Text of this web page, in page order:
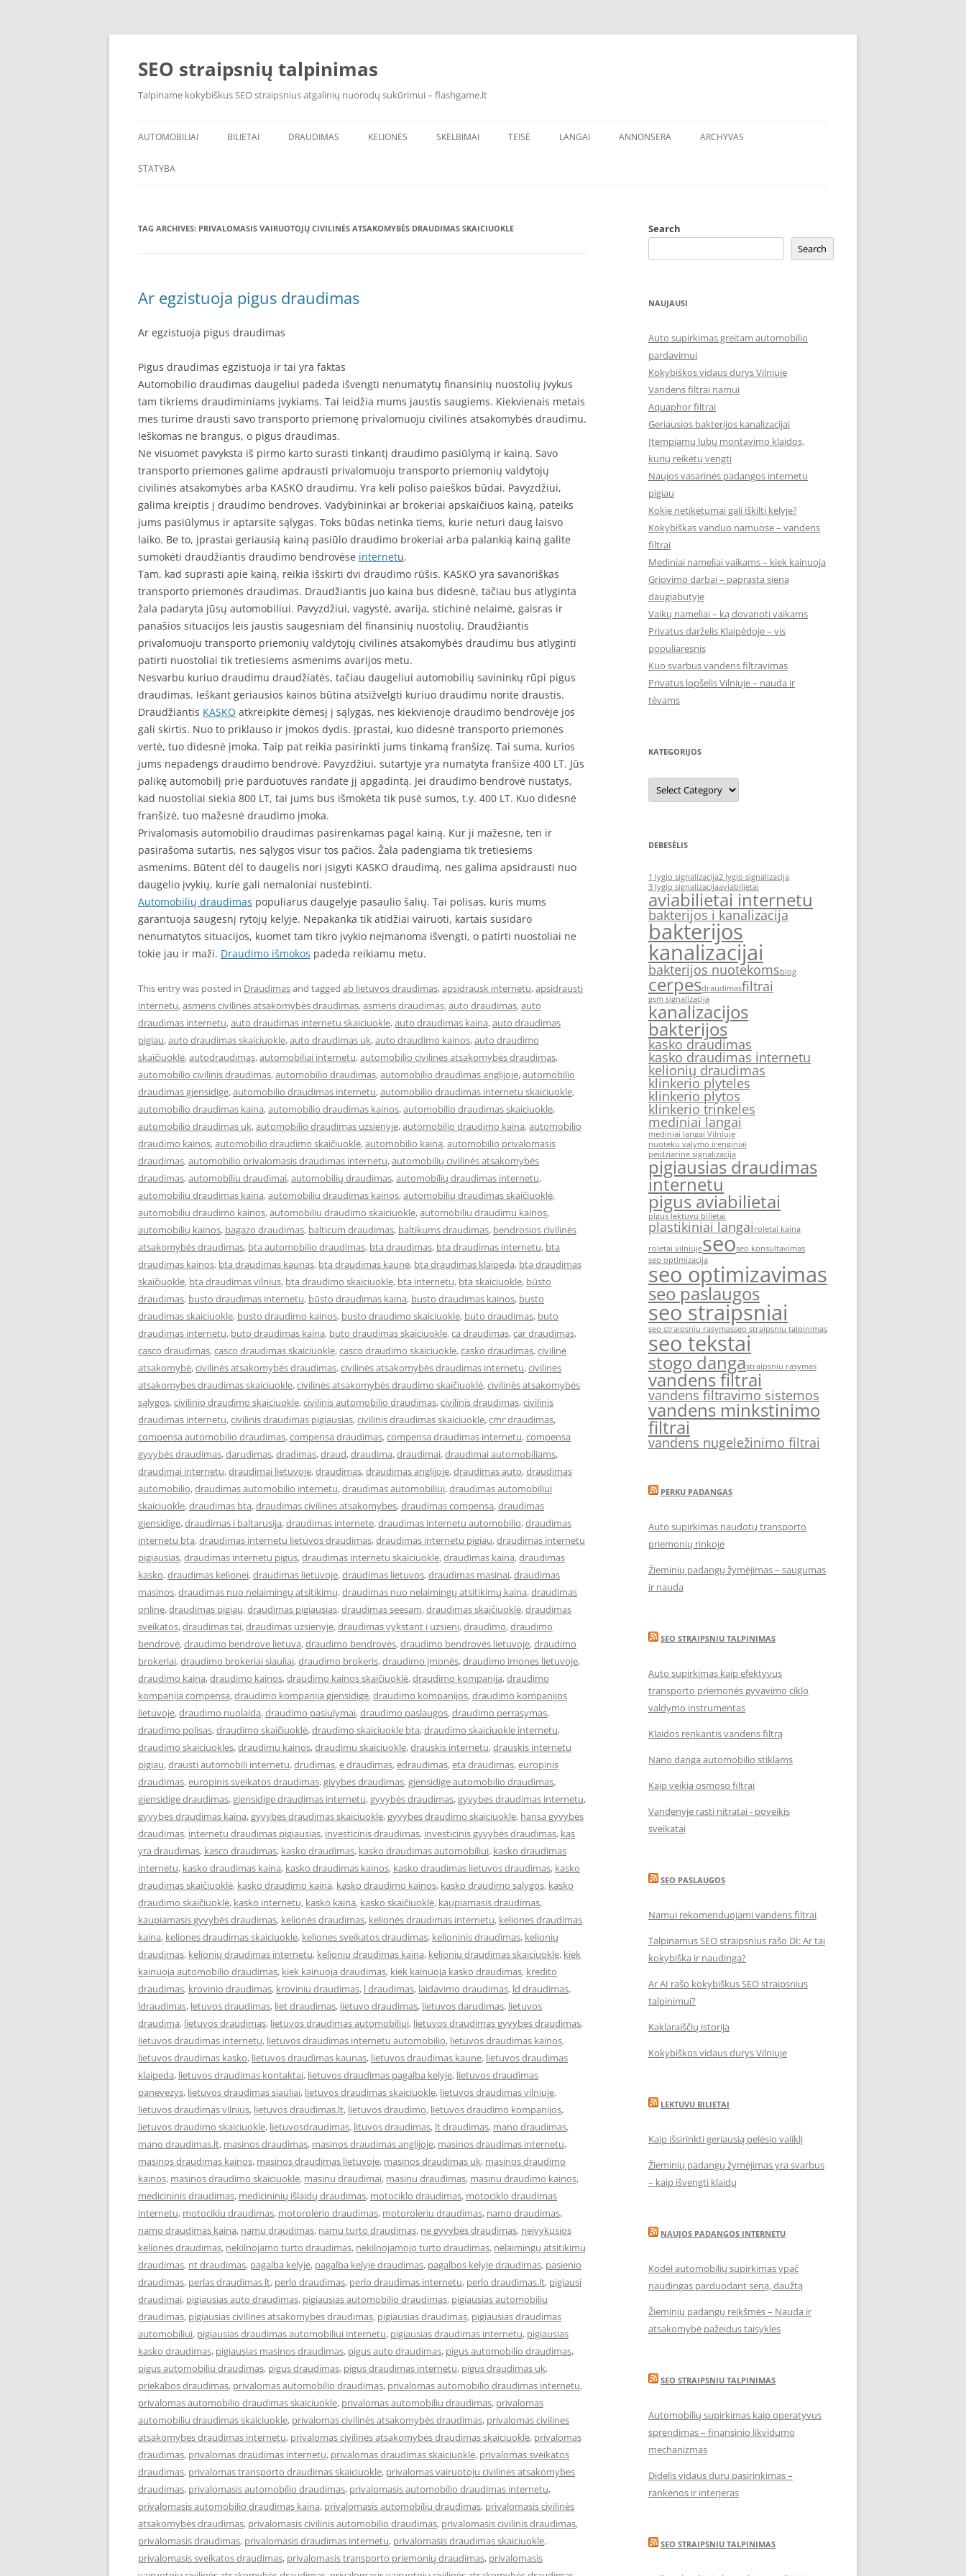
Skip
SEO straipsnių talpinimas
Talpiname kokybiškus SEO straipsnius atgalinių nuorodų sukūrimui – flashgame.lt
AUTOMOBILIAI BILIETAI DRAUDIMAS KELIONĖS SKELBIMAI TEISĖ LANGAI ANNONSERA ARCHYVAS
STATYBA
TAG ARCHIVES: PRIVALOMASIS VAIRUOTOJŲ CIVILINĖS ATSAKOMYBĖS DRAUDIMAS SKAICIUOKLE
Ar egzistuoja pigus draudimas
Ar egzistuoja pigus draudimas
Pigus draudimas egzistuoja ir tai yra faktas
Automobilio draudimas daugeliui padeda išvengti nenumatytų finansinių nuostolių įvykus
tam tikriems draudiminiams įvykiams. Tai leidžia mums jaustis saugiems. Kiekvienais metais
mes turime drausti savo transporto priemonę privalomuoju civilinės atsakomybės draudimu.
Ieškomas ne brangus, o pigus draudimas.
Ne visuomet pavyksta iš pirmo karto surasti tinkantį draudimo pasiūlymą ir kainą. Savo
transporto priemones galime apdrausti privalomuoju transporto priemonių valdytojų
civilinės atsakomybės arba KASKO draudimu. Yra keli poliso paieškos būdai. Pavyzdžiui,
galima kreiptis į draudimo bendroves. Vadybininkai ar brokeriai apskaičiuos kainą, pateiks
jums pasiūlymus ir aptarsite sąlygas. Toks būdas netinka tiems, kurie neturi daug laisvo
laiko. Be to, įprastai geriausią kainą pasiūlo draudimo brokeriai arba palankią kainą galite
sumokėti draudžiantis draudimo bendrovėse internetu.
Tam, kad suprasti apie kainą, reikia išskirti dvi draudimo rūšis. KASKO yra savanoriškas
transporto priemonės draudimas. Draudžiantis juo kaina bus didesnė, tačiau bus atlyginta
žala padaryta jūsų automobiliui. Pavyzdžiui, vagystė, avarija, stichinė nelaimė, gaisras ir
panašios situacijos leis jaustis saugesniam dėl finansinių nuostolių. Draudžiantis
privalomuoju transporto priemonių valdytojų civilinės atsakomybės draudimu bus atlyginti
patirti nuostoliai tik tretiesiems asmenims avarijos metu.
Nesvarbu kuriuo draudimu draudžiatės, tačiau daugeliui automobilių savininkų rūpi pigus
draudimas. Ieškant geriausios kainos būtina atsižvelgti kuriuo draudimu norite draustis.
Draudžiantis KASKO atkreipkite dėmesį į sąlygas, nes kiekvienoje draudimo bendrovėje jos
gali skirtis. Nuo to priklauso ir įmokos dydis. Įprastai, kuo didesnė transporto priemonės
vertė, tuo didesnė įmoka. Taip pat reikia pasirinkti jums tinkamą franšizę. Tai suma, kurios
jums nepadengs draudimo bendrovė. Pavyzdžiui, sutartyje yra numatyta franšizė 400 LT. Jūs
palikę automobilį prie parduotuvės randate jį apgadintą. Jei draudimo bendrovė nustatys,
kad nuostoliai siekia 800 LT, tai jums bus išmokėta tik pusė sumos, t.y. 400 LT. Kuo didesnė
franšizė, tuo mažesnė draudimo įmoka.
Privalomasis automobilio draudimas pasirenkamas pagal kainą. Kur ji mažesnė, ten ir
pasirašoma sutartis, nes sąlygos visur tos pačios. Žala padengiama tik tretiesiems
asmenims. Būtent dėl to daugelis nori įsigyti KASKO draudimą, nes galima apsidrausti nuo
daugelio įvykių, kurie gali nemaloniai nustebinti.
Automobilių draudimas populiarus daugelyje pasaulio šalių. Tai polisas, kuris mums
garantuoja saugesnį rytojų kelyje. Nepakanka tik atidžiai vairuoti, kartais susidaro
nenumatytos situacijos, kuomet tam tikro įvykio neįmanoma išvengti, o patirti nuostoliai ne
tokie jau ir maži. Draudimo išmokos padeda reikiamu metu.
This entry was posted in Draudimasand tagged ab lietuvos draudimas,apsidrausk internetu,apsidrausti
internetu,asmens civilinės atsakomybės draudimas,asmens draudimas,auto draudimas,auto
draudimas internetu,auto draudimas internetu skaiciuokle,auto draudimas kaina,auto draudimas
pigiau,auto draudimas skaiciuokle,auto draudimas uk,auto draudimo kainos,auto draudimo
skaičiuoklė,autodraudimas,automobiliai internetu,automobilio civilinės atsakomybės draudimas,
automobilio civilinis draudimas,automobilio draudimas,automobilio draudimas anglijoje,automobilio
draudimas gjensidige,automobilio draudimas internetu,automobilio draudimas internetu skaiciuokle,
automobilio draudimas kaina,automobilio draudimas kainos,automobilio draudimas skaiciuokle,
automobilio draudimas uk,automobilio draudimas uzsienyje,automobilio draudimo kaina,automobilio
draudimo kainos,automobilio draudimo skaičiuoklė,automobilio kaina,automobilio privalomasis
draudimas,automobilio privalomasis draudimas internetu,automobilių civilinės atsakomybės
draudimas,automobiliu draudimai,automobilių draudimas,automobilių draudimas internetu,
automobiliu draudimas kaina,automobiliu draudimas kainos,automobilių draudimas skaičiuoklė,
automobiliu draudimo kainos,automobiliu draudimo skaiciuokle,automobiliu draudimu kainos,
automobilių kainos, bagazo draudimas, balticum draudimas, baltikums draudimas, bendrosios civilinės
atsakomybės draudimas, bta automobilio draudimas, bta draudimas, bta draudimas internetu, bta
draudimas kainos, bta draudimas kaunas, bta draudimas kaune, bta draudimas klaipeda, bta draudimas
skaičiuoklė, bta draudimas vilnius, bta draudimo skaiciuokle, bta internetu, bta skaiciuokle, būsto
draudimas, busto draudimas internetu, būsto draudimas kaina, busto draudimas kainos, busto
draudimas skaiciuokle, busto draudimo kainos, busto draudimo skaiciuokle, buto draudimas, buto
draudimas internetu, buto draudimas kaina, buto draudimas skaiciuokle,ca draudimas,car draudimas,
casco draudimas,casco draudimas skaiciuokle,casco draudimo skaiciuokle,casko draudimas,civilinė
atsakomybė,civilinės atsakomybės draudimas,civilinės atsakomybės draudimas internetu,civilines
atsakomybes draudimas skaiciuokle,civilinės atsakomybės draudimo skaičiuoklė,civilinės atsakomybės
sąlygos,civilinio draudimo skaiciuokle,civilinis automobilio draudimas,civilinis draudimas,civilinis
draudimas internetu,civilinis draudimas pigiausias,civilinis draudimas skaiciuokle,cmr draudimas,
compensa automobilio draudimas,compensa draudimas,compensa draudimas internetu,compensa
gyvybės draudimas,darudimas,dradimas,draud,draudima,draudimai,draudimai automobiliams,
draudimai internetu,draudimai lietuvoje,draudimas,draudimas anglijoje,draudimas auto,draudimas
automobilio,draudimas automobilio internetu,draudimas automobiliui,draudimas automobiliui
skaiciuokle,draudimas bta,draudimas civilines atsakomybes,draudimas compensa,draudimas
gjensidige,draudimas i baltarusija,draudimas internete,draudimas internetu automobilio,draudimas
internetu bta,draudimas internetu lietuvos draudimas,draudimas internetu pigiau,draudimas internetu
pigiausias,draudimas internetu pigus,draudimas internetu skaiciuokle,draudimas kaina,draudimas
kasko,draudimas kelionei,draudimas lietuvoje,draudimas lietuvos,draudimas masinai,draudimas
masinos,draudimas nuo nelaimingų atsitikimų,draudimas nuo nelaimingų atsitikimų kaina,draudimas
online,draudimas pigiau,draudimas pigiausias,draudimas seesam,draudimas skaičiuoklė,draudimas
sveikatos,draudimas tai,draudimas uzsienyje,draudimas vykstant i uzsieni,draudimo,draudimo
bendrovė,draudimo bendrove lietuva,draudimo bendrovės,draudimo bendrovės lietuvoje,draudimo
brokeriai,draudimo brokeriai siauliai,draudimo brokeris,draudimo įmonės,draudimo imones lietuvoje,
draudimo kaina,draudimo kainos,draudimo kainos skaičiuoklė,draudimo kompanija,draudimo
kompanija compensa,draudimo kompanija gjensidige,draudimo kompanijos,draudimo kompanijos
lietuvoje,draudimo nuolaida,draudimo pasiulymai,draudimo paslaugos,draudimo perrasymas,
draudimo polisas,draudimo skaičiuoklė,draudimo skaiciuokle bta,draudimo skaiciuokle internetu,
draudimo skaiciuokles,draudimu kainos,draudimu skaiciuokle,drauskis internetu,drauskis internetu
pigiau,drausti automobili internetu,drudimas,e draudimas,edraudimas,eta draudimas,europinis
draudimas,europinis sveikatos draudimas,givybes draudimas,gjensidige automobilio draudimas,
gjensidige draudimas,gjensidige draudimas internetu,gyvybės draudimas,gyvybes draudimas internetu,
gyvybes draudimas kaina,gyvybes draudimas skaiciuokle,gyvybes draudimo skaiciuokle, hansa gyvybės
draudimas, internetu draudimas pigiausias, investicinis draudimas, investicinis gyvybės draudimas, kas
yra draudimas, kasco draudimas, kasko draudimas, kasko draudimas automobiliui, kasko draudimas
internetu, kasko draudimas kaina, kasko draudimas kainos, kasko draudimas lietuvos draudimas, kasko
draudimas skaičiuoklė, kasko draudimo kaina, kasko draudimo kainos, kasko draudimo salygos, kasko
draudimo skaičiuoklė, kasko internetu, kasko kaina, kasko skaičiuoklė, kaupiamasis draudimas,
kaupiamasis gyvybės draudimas, kelionės draudimas, kelionės draudimas internetu, keliones draudimas
kaina, keliones draudimas skaiciuokle, keliones sveikatos draudimas, kelioninis draudimas, kelionių
draudimas, kelionių draudimas internetu, kelionių draudimas kaina, kelioniu draudimas skaiciuokle, kiek
kainuoja automobilio draudimas, kiek kainuoja draudimas, kiek kainuoja kasko draudimas, kredito
draudimas, krovinio draudimas, kroviniu draudimas, l draudimas, laidavimo draudimas, ld draudimas,
ldraudimas, letuvos draudimas, liet draudimas, lietuvo draudimas, lietuvos darudimas, lietuvos
draudima, lietuvos draudimas, lietuvos draudimas automobiliui, lietuvos draudimas gyvybes draudimas,
lietuvos draudimas internetu, lietuvos draudimas internetu automobilio, lietuvos draudimas kainos,
lietuvos draudimas kasko, lietuvos draudimas kaunas, lietuvos draudimas kaune, lietuvos draudimas
klaipeda, lietuvos draudimas kontaktai, lietuvos draudimas pagalba kelyje, lietuvos draudimas
panevezys, lietuvos draudimas siauliai, lietuvos draudimas skaiciuokle, lietuvos draudimas vilniuje,
lietuvos draudimas vilnius, lietuvos draudimas.lt, lietuvos draudimo, lietuvos draudimo kompanijos,
lietuvos draudimo skaiciuokle, lietuvosdraudimas, lituvos draudimas, lt draudimas, mano draudimas,
mano draudimas.lt, masinos draudimas, masinos draudimas anglijoje, masinos draudimas internetu,
masinos draudimas kainos, masinos draudimas lietuvoje, masinos draudimas uk, masinos draudimo
kainos, masinos draudimo skaiciuokle, masinu draudimai, masinu draudimas, masinu draudimo kainos,
medicininis draudimas, medicininių išlaidų draudimas, motociklo draudimas, motociklo draudimas
internetu, motociklu draudimas, motorolerio draudimas, motoroleriu draudimas, namo draudimas,
namo draudimas kaina, namu draudimas, namu turto draudimas, ne gyvybės draudimas, neįvykusios
kelionės draudimas, nekilnojamo turto draudimas, nekilnojamojo turto draudimas, nelaimingų atsitikimų
draudimas, nt draudimas, pagalba kelyje, pagalba kelyje draudimas, pagalbos kelyje draudimas, pasienio
draudimas, perlas draudimas lt, perlo draudimas, perlo draudimas internetu, perlo draudimas.lt, pigiausi
draudimai, pigiausias auto draudimas, pigiausias automobilio draudimas, pigiausias automobiliu
draudimas, pigiausias civilines atsakomybes draudimas, pigiausias draudimas, pigiausias draudimas
automobiliui, pigiausias draudimas automobiliui internetu, pigiausias draudimas internetu, pigiausias
kasko draudimas, pigiausias masinos draudimas, pigus auto draudimas, pigus automobilio draudimas,
pigus automobiliu draudimas, pigus draudimas, pigus draudimas internetu, pigus draudimas uk,
priekabos draudimas, privalomas automobilio draudimas, privalomas automobilio draudimas internetu,
privalomas automobilio draudimas skaiciuokle, privalomas automobiliu draudimas, privalomas
automobiliu draudimas skaiciuokle, privalomas civilinės atsakomybės draudimas, privalomas civilines
atsakomybes draudimas internetu, privalomas civilinės atsakomybės draudimas skaiciuokle, privalomas
draudimas, privalomas draudimas internetu, privalomas draudimas skaiciuokle, privalomas sveikatos
draudimas, privalomas transporto draudimas skaiciuokle, privalomas vairuotoju civilines atsakomybes
draudimas, privalomasis automobilio draudimas, privalomasis automobilio draudimas internetu,
privalomasis automobilio draudimas kaina, privalomasis automobiliu draudimas, privalomasis civilinės
atsakomybės draudimas, privalomasis civilinis automobilio draudimas, privalomasis civilinis draudimas,
privalomasis draudimas, privalomasis draudimas internetu, privalomasis draudimas skaiciuokle,
privalomasis sveikatos draudimas, privalomasis transporto priemonių draudimas, privalomasis
Search
Search
NAUJAUSI
Auto supirkimas greitam automobilio
pardavimui
Kokybiškos vidaus durys Vilniuje
Vandens filtrai namui
Aquaphor filtrai
Geriausios bakterijos kanalizacijai
Įtempiamų lubų montavimo klaidos,
kurių reikėtų vengti
Naujos vasarinės padangos internetu
pigiau
Kokie netikėtumai gali iškilti kelyje?
Kokybiškas vanduo namuose – vandens
filtrai
Mediniai nameliai vaikams – kiek kainuoja
Griovimo darbai – paprasta siena
daugiabutyje
Vaikų nameliai – ką dovanoti vaikams
Privatus darželis Klaipėdoje – vis
populiaresnis
Kuo svarbus vandens filtravimas
Privatus lopšelis Vilniuje – nauda ir
tėvams
KATEGORIJOS
Kategorijos
DEBESĖLIS
1 lygio signalizacija2 lygio signalizacija
3 lygio signalizacijaaviabilietai
aviabilietai internetu
bakterijos i kanalizacija
bakterijos
kanalizacijai
bakterijos nuotekomsblog
cerpesdraudimasfiltrai
gsm signalizacija
kanalizacijos
bakterijos
kasko draudimas
kasko draudimas internetu
kelionių draudimas
klinkerio plyteles
klinkerio plytos
klinkerio trinkeles
mediniai langai
mediniai langai Vilniuje
nuoteku valymo irenginiai
peidziarine signalizacija
pigiausias draudimas
internetu
pigus aviabilietai
pigus lektuvu bilietai
plastikiniai langai roletai kaina
roletai vilniujeseoseo konsultavimas
seo optimizacija
seo optimizavimas
seo paslaugos
seo straipsniai
seo straipsniu rasymasseo straipsniu talpinimas
seo tekstai
stogo dangastraipsniu rasymas
vandens filtrai
vandens filtravimo sistemos
vandens minkstinimo
filtrai
vandens nugeležinimo filtrai
PERKU PADANGAS
Auto supirkimas naudotų transporto
priemonių rinkoje
Žieminių padangų žymėjimas – saugumas
ir nauda
SEO STRAIPSNIU TALPINIMAS
Auto supirkimas kaip efektyvus
transporto priemonės gyvavimo ciklo
valdymo instrumentas
Klaidos renkantis vandens filtrą
Nano danga automobilio stiklams
Kaip veikia osmoso filtrai
Vandenyje rasti nitratai - poveikis
sveikatai
SEO PASLAUGOS
Namui rekomenduojami vandens filtrai
Talpinamus SEO straipsnius rašo DI: Ar tai
kokybiška ir naudinga?
Ar AI rašo kokybiškus SEO straipsnius
talpinimui?
Kaklaraiščių istorija
Kokybiškos vidaus durys Vilniuje
LEKTUVU BILIETAI
Kaip išsirinkti geriausią pelėsio valiklį
Žieminių padangų žymėjimas yra svarbus
– kaip išvengti klaidų
NAUJOS PADANGOS INTERNETU
Kodėl automobilių supirkimas ypač
naudingas parduodant seną, daužtą
Žieminių padangų reikšmės – Nauda ir
atsakomybė pažeidus taisykles
SEO STRAIPSNIU TALPINIMAS
Automobilių supirkimas kaip operatyvus
sprendimas – finansinio likvidumo
mechanizmas
Didelis vidaus durų pasirinkimas –
rankenos ir interjeras
SEO STRAIPSNIU TALPINIMAS